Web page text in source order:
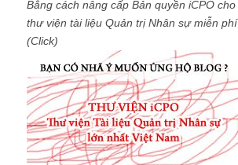
Bằng cách nâng cấp Bản quyền iCPO cho
thư viện tài liệu Quản trị Nhân sự miễn phí
(Click)